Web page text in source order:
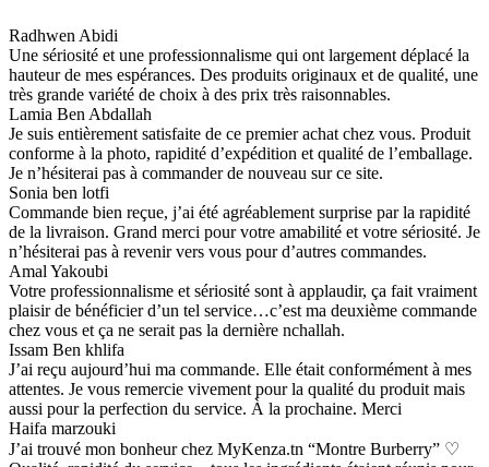
Radhwen Abidi
Une sériosité et une professionnalisme qui ont largement déplacé la
hauteur de mes espérances. Des produits originaux et de qualité, une
très grande variété de choix à des prix très raisonnables.
Lamia Ben Abdallah
Je suis entièrement satisfaite de ce premier achat chez vous. Produit
conforme à la photo, rapidité d’expédition et qualité de l’emballage.
Je n’hésiterai pas à commander de nouveau sur ce site.
Sonia ben lotfi
Commande bien reçue, j’ai été agréablement surprise par la rapidité
de la livraison. Grand merci pour votre amabilité et votre sériosité. Je
n’hésiterai pas à revenir vers vous pour d’autres commandes.
Amal Yakoubi
Votre professionnalisme et sériosité sont à applaudir, ça fait vraiment
plaisir de bénéficier d’un tel service…c’est ma deuxième commande
chez vous et ça ne serait pas la dernière nchallah.
Issam Ben khlifa
J’ai reçu aujourd’hui ma commande. Elle était conformément à mes
attentes. Je vous remercie vivement pour la qualité du produit mais
aussi pour la perfection du service. À la prochaine. Merci
Haifa marzouki
J’ai trouvé mon bonheur chez MyKenza.tn “Montre Burberry” ♡